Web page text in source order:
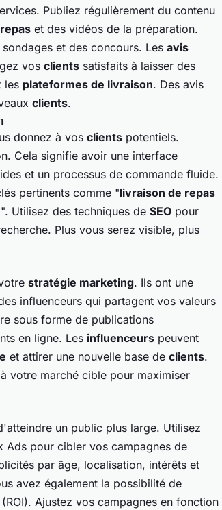
Publiez régulièrement du contenu
repas et des vidéos de la préparation.
et des concours. Les avis
vos clients satisfaits à laisser des
les plateformes de livraison. Des avis
clients.
donnez à vos clients potentiels.
Cela signifie avoir une interface
et un processus de commande fluide.
pertinents comme "livraison de repas
". Utilisez des techniques de SEO pour
Plus vous serez visible, plus
stratégie marketing. Ils ont une
influenceurs qui partagent vos valeurs
sous forme de publications
en ligne. Les influenceurs peuvent
et attirer une nouvelle base de clients.
votre marché cible pour maximiser
un public plus large. Utilisez
Ads pour cibler vos campagnes de
par âge, localisation, intérêts et
avez également la possibilité de
Ajustez vos campagnes en fonction